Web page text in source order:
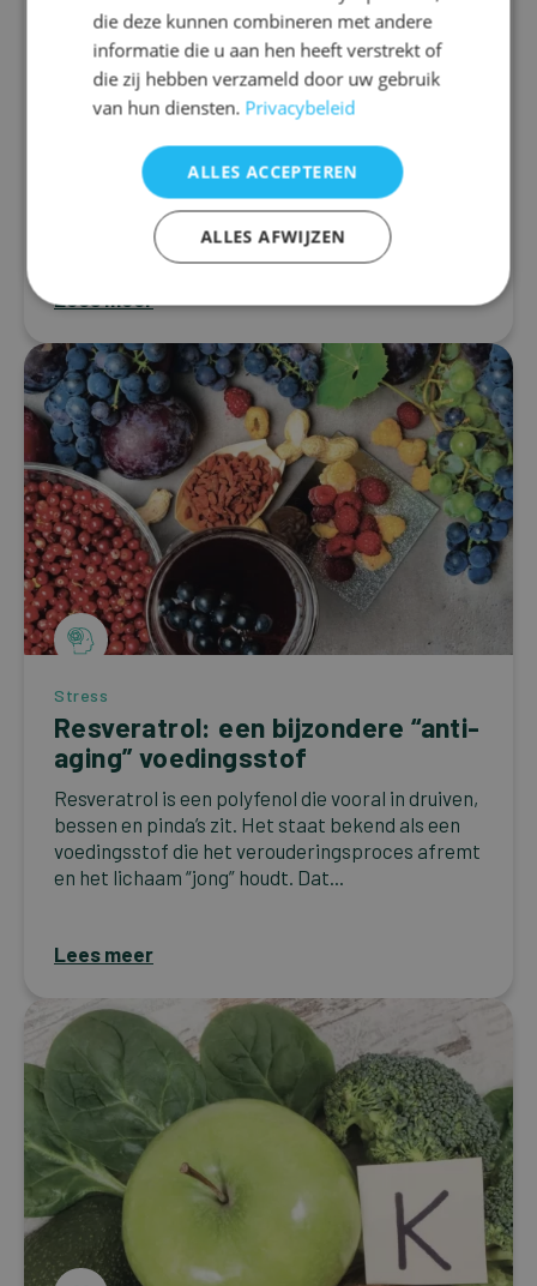
Stress
Resveratrol: van voedingsstof
naar medicijn
Aan de geneeskrachtige werking van resveratrol
wordt niet getwijfeld. Het is zo’n bijzondere en
veelzijdige voedingsstof dat het niet alleen als
supplement heel populair is, maar...
Lees meer
Stress
Resveratrol: een bijzondere “anti-
aging” voedingsstof
Resveratrol is een polyfenol die vooral in druiven,
bessen en pinda’s zit. Het staat bekend als een
voedingsstof die het verouderingsproces afremt
en het lichaam “jong” houdt. Dat...
Lees meer
die deze kunnen combineren met andere
informatie die u aan hen heeft verstrekt of
die zij hebben verzameld door uw gebruik
van hun diensten. Privacybeleid
ALLES ACCEPTEREN
ALLES AFWIJZEN